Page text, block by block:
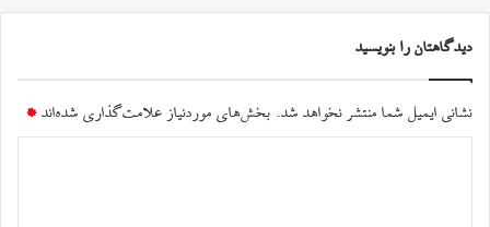
دیدگاهتان را بنویسید
نشانی ایمیل شما منتشر نخواهد شد. بخش‌های موردنیاز علامت‌گذاری شده‌اند *